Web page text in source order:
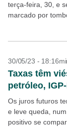
terça-feira, 30, e
marcado por
30/05/23 -
Taxas têm
petróleo,
Os juros futuros
e leve queda,
positivo se